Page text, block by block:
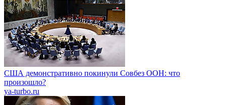
США демонстративно покинули Совбез ООН: что
произошло?
ya-turbo.ru